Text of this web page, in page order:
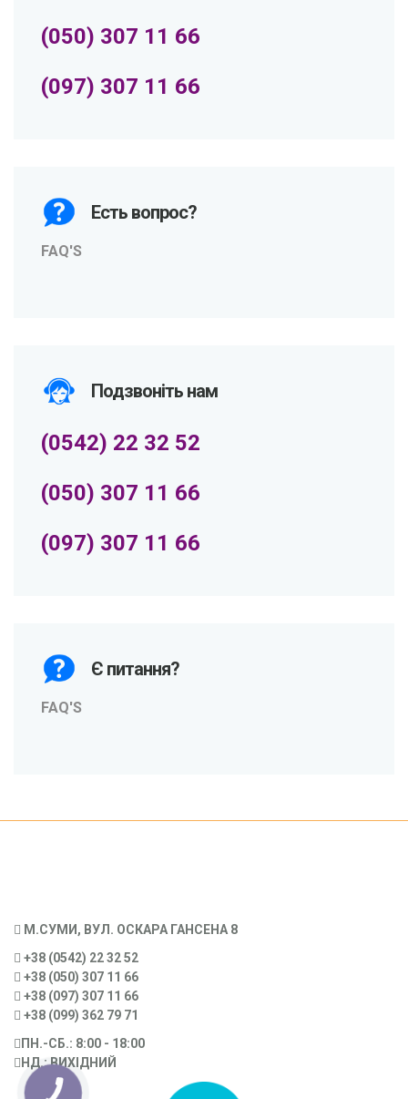
(050) 307 11 66
(097) 307 11 66
Есть вопрос?
FAQ'S
Подзвоніть нам
(0542) 22 32 52
(050) 307 11 66
(097) 307 11 66
Є питання?
FAQ'S
М.СУМИ, ВУЛ. ОСКАРА ГАНСЕНА 8
+38 (0542) 22 32 52
+38 (050) 307 11 66
+38 (097) 307 11 66
+38 (099) 362 79 71
ПН.-CБ.: 8:00 - 18:00
НД.: ВИХІДНИЙ